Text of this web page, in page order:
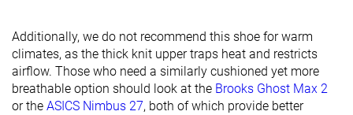
Antepié
laboratorio
Antepié
marca
31.8 mm
32.0 mm
30.6 mm
34.0 mm
29.8 mm
25.0 mm
Additionally, we do not recommend this shoe for warm
climates, as the thick knit upper traps heat and restricts
airflow. Those who need a similarly cushioned yet more
breathable option should look at the Brooks Ghost Max 2
or the ASICS Nimbus 27, both of which provide better